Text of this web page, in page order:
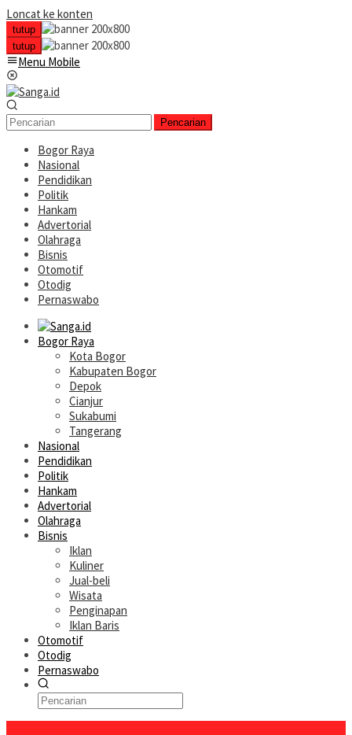
Loncat ke konten
tutup
tutup
Menu Mobile
Pencarian
Bogor Raya
Nasional
Pendidikan
Politik
Hankam
Advertorial
Olahraga
Bisnis
Otomotif
Otodig
Pernaswabo
Bogor Raya
Kota Bogor
Kabupaten Bogor
Depok
Cianjur
Sukabumi
Tangerang
Nasional
Pendidikan
Politik
Hankam
Advertorial
Olahraga
Bisnis
Iklan
Kuliner
Jual-beli
Wisata
Penginapan
Iklan Baris
Otomotif
Otodig
Pernaswabo